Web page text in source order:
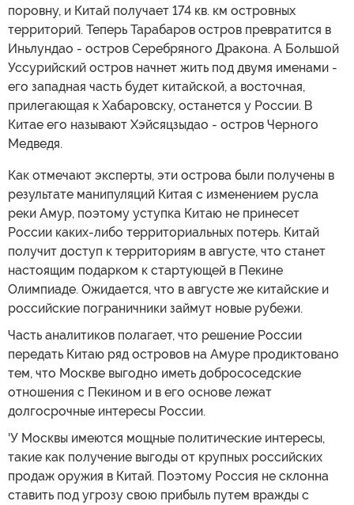
поровну, и Китай получает 174 кв. км островных
территорий. Теперь Тарабаров остров превратится в
Иньлундао - остров Серебряного Дракона. А Большой
Уссурийский остров начнет жить под двумя именами -
его западная часть будет китайской, а восточная,
прилегающая к Хабаровску, останется у России. В
Китае его называют Хэйсяцзыдао - остров Черного
Медведя.
Как отмечают эксперты, эти острова были получены в
результате манипуляций Китая с изменением русла
реки Амур, поэтому уступка Китаю не принесет
России каких-либо территориальных потерь. Китай
получит доступ к территориям в августе, что станет
настоящим подарком к стартующей в Пекине
Олимпиаде. Ожидается, что в августе же китайские и
российские пограничники займут новые рубежи.
Часть аналитиков полагает, что решение России
передать Китаю ряд островов на Амуре продиктовано
тем, что Москве выгодно иметь добрососедские
отношения с Пекином и в его основе лежат
долгосрочные интересы России.
'У Москвы имеются мощные политические интересы,
такие как получение выгоды от крупных российских
продаж оружия в Китай. Поэтому Россия не склонна
ставить под угрозу свою прибыль путем вражды с